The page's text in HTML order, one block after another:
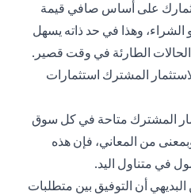
على أساس صافي قيمة
الشراء، وهذا في حد ذاته يسهل
الطارئة في وقت قصير.
المشترك استثمارات
المشترك متاحة في كل سوق
من المعاني، فإن هذه
في متناول اليد.
البديهي أن التوفيق بين متطلبات